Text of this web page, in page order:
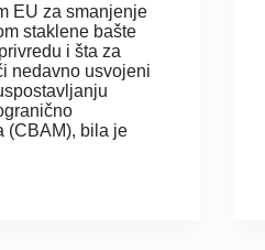
EU za smanjenje
staklene bašte
i šta za
nedavno usvojeni
(CBAM), bila je